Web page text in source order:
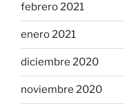
febrero 2021
enero 2021
diciembre 2020
noviembre 2020